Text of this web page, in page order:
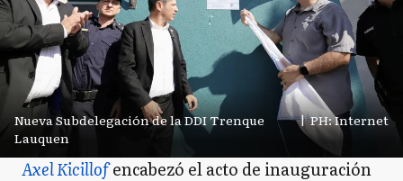
Nueva Subdelegación de la DDI Trenque
Lauquen
| PH: Internet
Axel Kicillofencabezó el acto de inauguración